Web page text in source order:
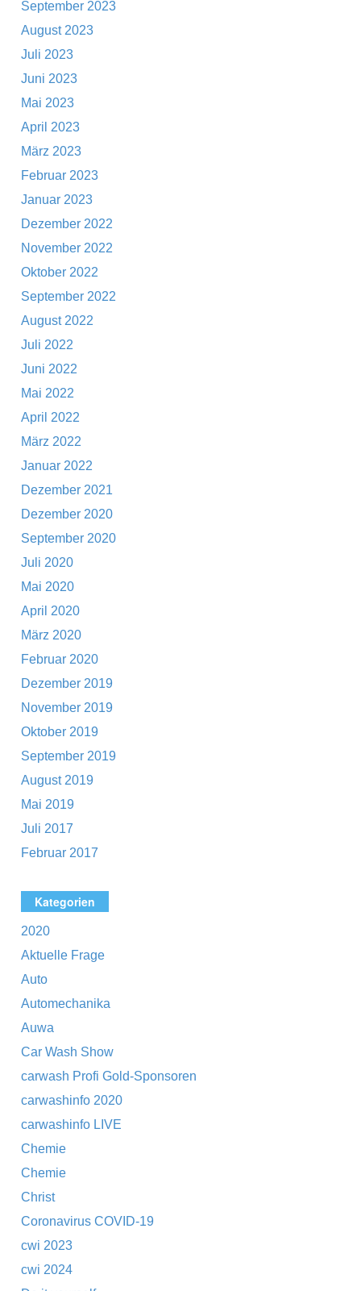
September 2023
August 2023
Juli 2023
Juni 2023
Mai 2023
April 2023
März 2023
Februar 2023
Januar 2023
Dezember 2022
November 2022
Oktober 2022
September 2022
August 2022
Juli 2022
Juni 2022
Mai 2022
April 2022
März 2022
Januar 2022
Dezember 2021
Dezember 2020
September 2020
Juli 2020
Mai 2020
April 2020
März 2020
Februar 2020
Dezember 2019
November 2019
Oktober 2019
September 2019
August 2019
Mai 2019
Juli 2017
Februar 2017
Kategorien
2020
Aktuelle Frage
Auto
Automechanika
Auwa
Car Wash Show
carwash Profi Gold-Sponsoren
carwashinfo 2020
carwashinfo LIVE
Chemie
Chemie
Christ
Coronavirus COVID-19
cwi 2023
cwi 2024